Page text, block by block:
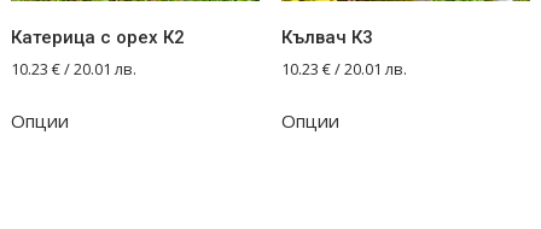
Катерица с орех К2
10.23€/ 20.01 лв.
Опции
Кълвач К3
10.23 €/ 20.01 лв.
Опции